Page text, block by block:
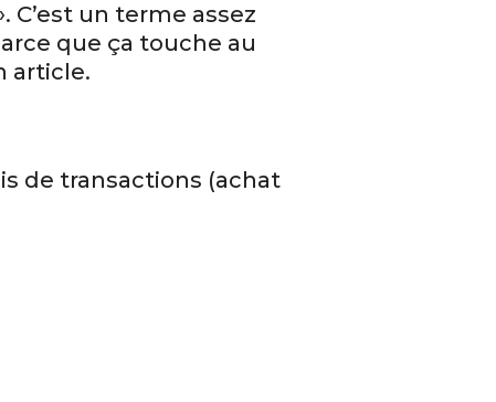
C’est un terme assez
que ça touche au
article.
de transactions (achat